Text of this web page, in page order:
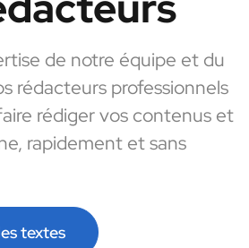
de notre équipe et du
rédacteurs professionnels
rédiger vos contenus et
rapidement et sans
textes